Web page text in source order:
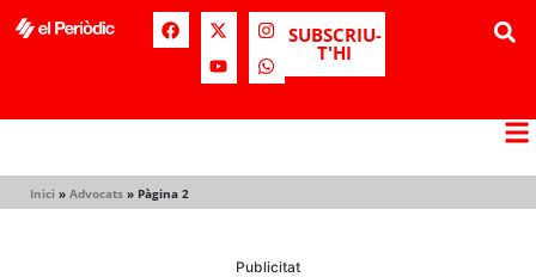
SUBSCRIU-
T'HI
Inici » Advocats » Pàgina 2
Publicitat